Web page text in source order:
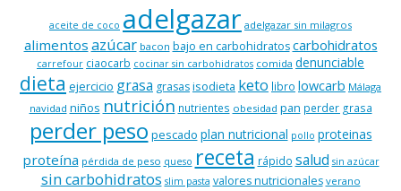
aceite de coco adelgazar adelgazar sin milagros
alimentos azúcar bacon bajo en carbohidratos carbohidratos
carrefour ciaocarb cocinar sin carbohidratos comida denunciable
dieta ejercicio grasa grasasisodieta keto libro lowcarb Málaga
navidad niños nutrición nutrientes obesidad pan perder grasa
perder peso pescado plan nutricional pollo proteinas
proteína pérdida de peso queso receta rápido salud sin azúcar
sin carbohidratos slim pasta valores nutricionales verano